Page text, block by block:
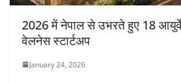
2026 में नेपाल से उभरते हुए 18
वेलनेस स्टार्टअप
January 24, 2026